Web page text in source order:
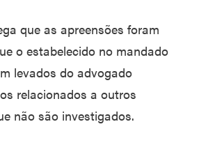
que as apreensões foram
o estabelecido no mandado
levados do advogado
relacionados a outros
não são investigados.